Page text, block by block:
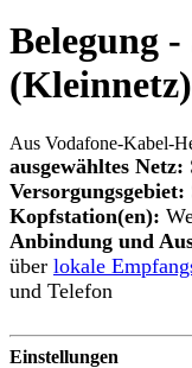
Belegung
(Kleinnetz)
Aus Vodafone-Kabel-
ausgewähltes Netz:
Versorgungsgebiet:
Kopfstation(en):
Anbindung und
über lokale
und Telefon
Einstellungen